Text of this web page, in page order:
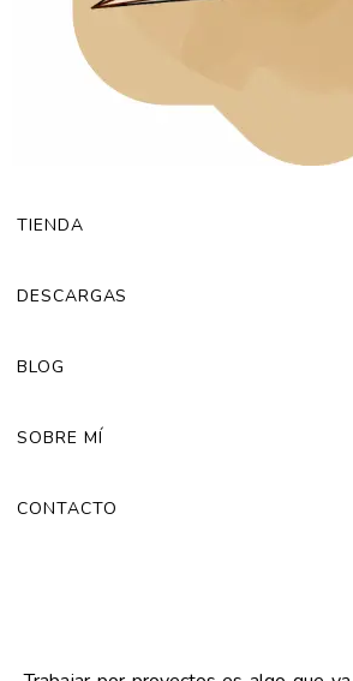
TIENDA
DESCARGAS
BLOG
SOBRE MÍ
CONTACTO